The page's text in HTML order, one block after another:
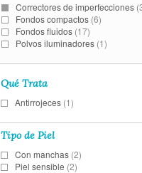
Correctores de imperfecciones
Fondos compactos (6)
Fondos fluidos (17)
Polvos iluminadores (1)
Qué Trata
Antirrojeces (1)
Tipo de Piel
Con manchas (2)
Piel sensible (2)